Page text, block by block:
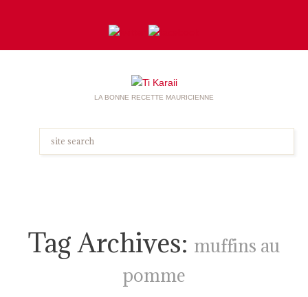
LA BONNE RECETTE MAURICIENNE
Tag Archives: muffins au
pomme